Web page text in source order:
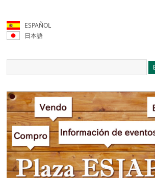
ESPAÑOL
日本語